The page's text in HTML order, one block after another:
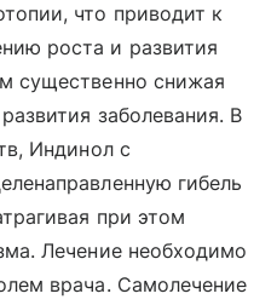
что приводит к
роста и развития
существенно снижая
заболевания. В
Индинол с
гибель
при этом
Лечение необходимо
врача. Самолечение